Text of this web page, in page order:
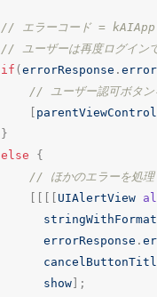
// エラーコード =
// ユーザーは再度ログインで
if ( errorResponse . error
// ユーザー認可ボタン
}
else
{
// ほかのエラーを処理
UIAlertView
errorResponse .
show ];